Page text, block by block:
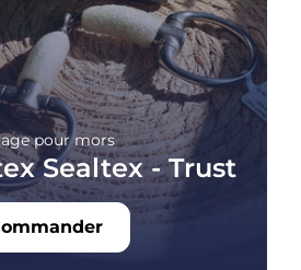
pour mors
Sealtex - Trust